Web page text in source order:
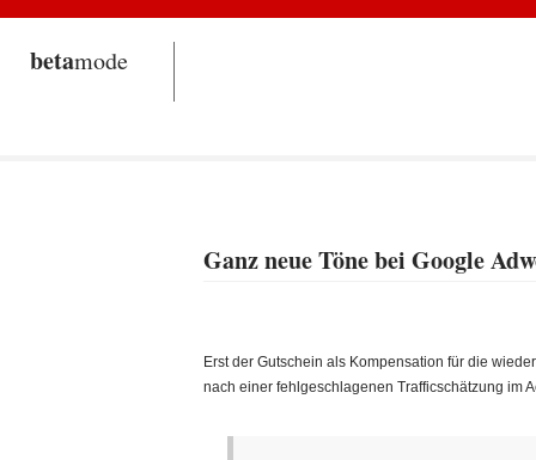
betamode
Ganz neue Töne bei Google
Erst der Gutschein als Kompensation für die
nach einer fehlgeschlagenen Trafficschätzung im